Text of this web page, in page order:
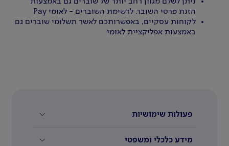
הזנת פרטי השובר. לרשימת השוברים - לאומי Pay
לקוחות עסקיים, באפשרותכם לאשר תשלומי שוברים גם
באמצעות אפליקציית לאומי
פעולות שימושיות
מידע כלכלי ומשפטי